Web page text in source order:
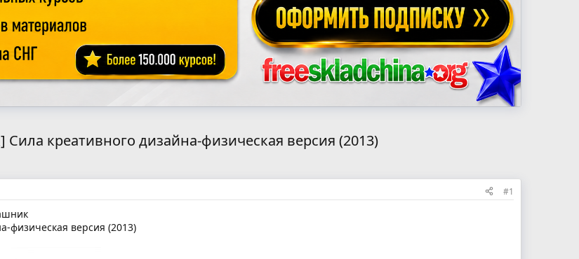
креативного дизайна-физическая версия (2013)
#1
физическая версия (2013)